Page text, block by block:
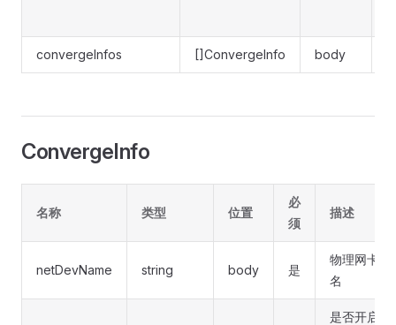
convergeInfos []ConvergeInfo body
ConvergeInfo
名称 类型 位置
必
须
描述
netDevName string body 是
物理网卡
名
是否开启